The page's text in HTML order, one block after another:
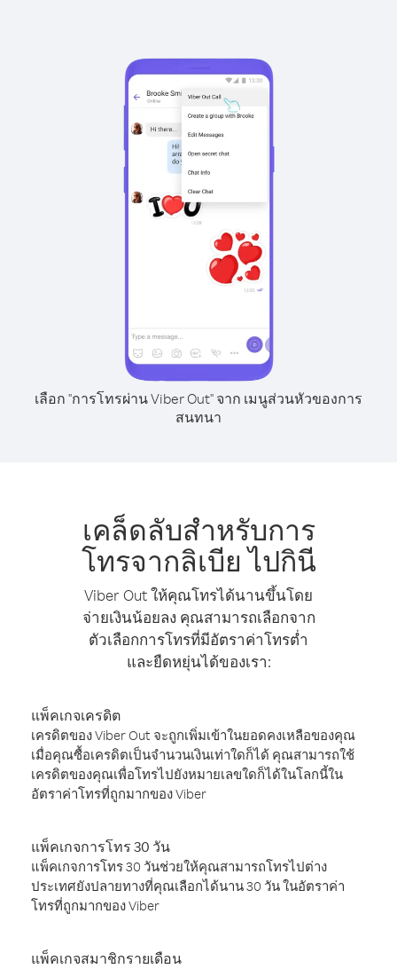
เลือก "การโทรผ่าน Viber Out" จาก เมนูส่วนหัวของการ
สนทนา
เคล็ดลับสำหรับการ
โทรจากลิเบีย ไปกินี
Viber Out ให้คุณโทรได้นานขึ้นโดย
จ่ายเงินน้อยลง คุณสามารถเลือกจาก
ตัวเลือกการโทรที่มีอัตราค่าโทรต่ำ
และยืดหยุ่นได้ของเรา:
แพ็คเกจเครดิต
เครดิตของ Viber Out จะถูกเพิ่มเข้าในยอดคงเหลือของคุณ
เมื่อคุณซื้อเครดิตเป็นจำนวนเงินเท่าใดก็ได้ คุณสามารถใช้
เครดิตของคุณเพื่อโทรไปยังหมายเลขใดก็ได้ในโลกนี้ใน
อัตราค่าโทรที่ถูกมากของ Viber
แพ็คเกจการโทร 30 วัน
แพ็คเกจการโทร 30 วันช่วยให้คุณสามารถโทรไปต่าง
ประเทศยังปลายทางที่คุณเลือกได้นาน 30 วัน ในอัตราค่า
โทรที่ถูกมากของ Viber
แพ็คเกจสมาชิกรายเดือน